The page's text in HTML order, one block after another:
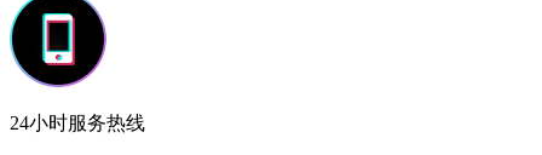
24小时服务热线